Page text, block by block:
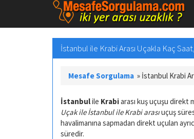
İstanbul ile Krabi Arası Uçakla Kaç
Mesafe Sorgulama » İstanbul Krabi
İstanbulile Krabiarası kuş uçuşu direkt
Uçak ile İstanbul ile Krabi arasıuçuş
havalimanına sapmadan direkt uçulan
süredir.